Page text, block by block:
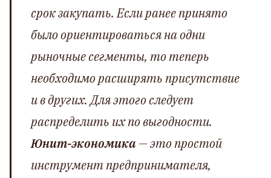
срок закупать. Если ранее принято
было ориентироваться на одни
рыночные сегменты, то теперь
необходимо расширять присутствие
и в других. Для этого следует
распределить их по выгодности.
Юнит-экономика— это простой
инструмент предпринимателя,